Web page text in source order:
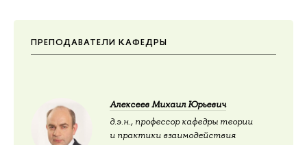
ПРЕПОДАВАТЕЛИ КАФЕДРЫ
Алексеев Михаил Юрьевич
д.э.н., профессор кафедры теории
и практики взаимодействия